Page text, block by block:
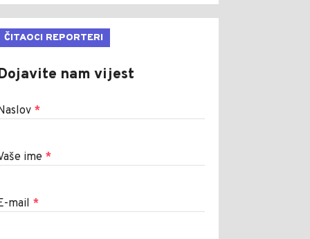
ČITAOCI REPORTERI
nam vijest
*
ime *
mail *